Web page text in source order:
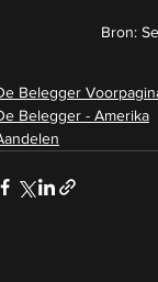
Bron:
Belegger
Belegger - Amerika